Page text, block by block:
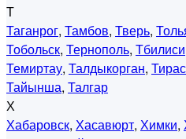
Т
Таганрог, Тамбов, Тверь,
Тобольск, Тернополь, Тбилиси
Темиртау, Талдыкорган,
Тайынша, Талгар
Х
Хабаровск, Хасавюрт, Химки,